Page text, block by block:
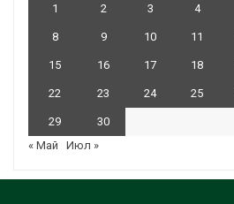
1 2 3 4
8 9 10 11
15 16 17 18
22 23 24 25
29
30
« Май
Июл »